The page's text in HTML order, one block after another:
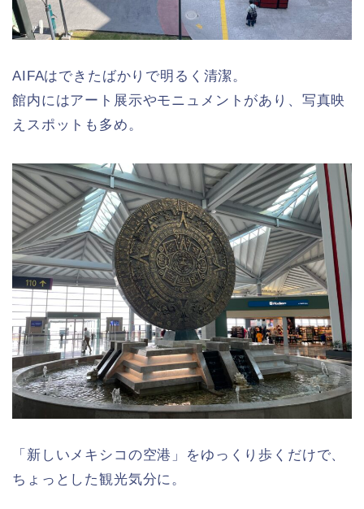
AIFAはできたばかりで明るく清潔。
館内にはアート展示やモニュメントがあり、写真映
えスポットも多め。
「新しいメキシコの空港」をゆっくり歩くだけで、
ちょっとした観光気分に。